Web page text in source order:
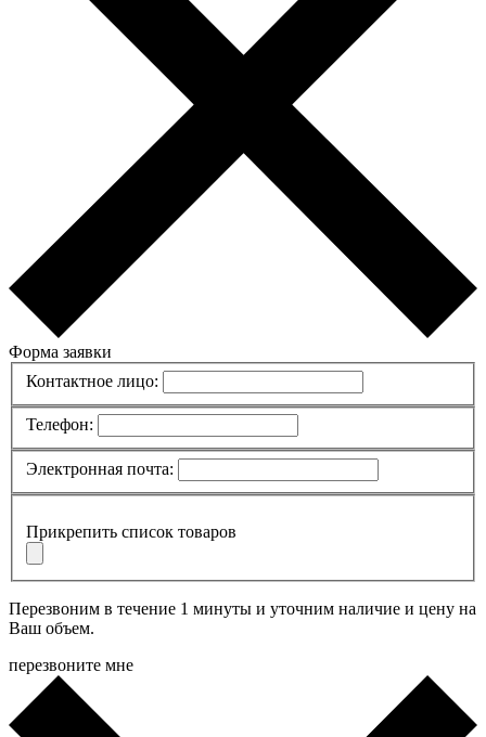
Форма заявки
Контактное лицо:
Телефон:
Электронная почта:
Прикрепить список товаров
Перезвоним в течение 1 минуты и уточним наличие и цену на
Ваш объем.
перезвоните мне